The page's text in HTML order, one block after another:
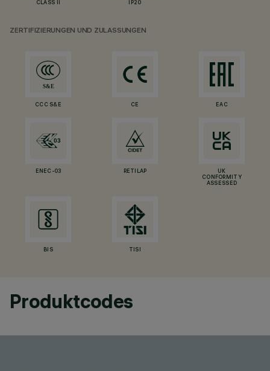
CLASS II IP20
ZERTIFIZIERUNGEN UND ZULASSUNGEN
CCC S&E CE EAC
ENEC-03 RETILAP
UK
CONFORMITY
ASSESSED
BIS TISI
Produktcodes